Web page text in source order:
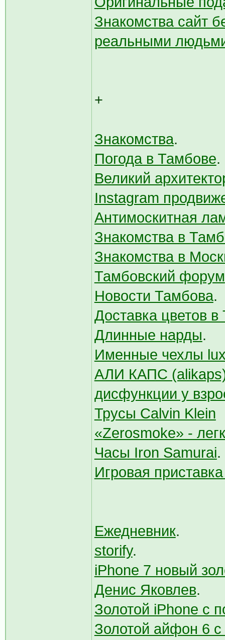
Знакомства сайт
реальными
+
Знакомства.
Погода в Тамбове.
Великий
Instagram
Антимоскитная
Знакомства в
Знакомства в
Тамбовский форум
Новости Тамбова.
Доставка цветов
Длинные нарды.
Именные чехлы
АЛИ КАПС (alikaps)
дисфункции у
Трусы Calvin Klein
«Zerosmoke» -
Часы Iron Samurai.
Игровая
Ежедневник.
storify.
iPhone 7 новый
Денис Яковлев.
Золотой iPhone с
Золотой айфон 6